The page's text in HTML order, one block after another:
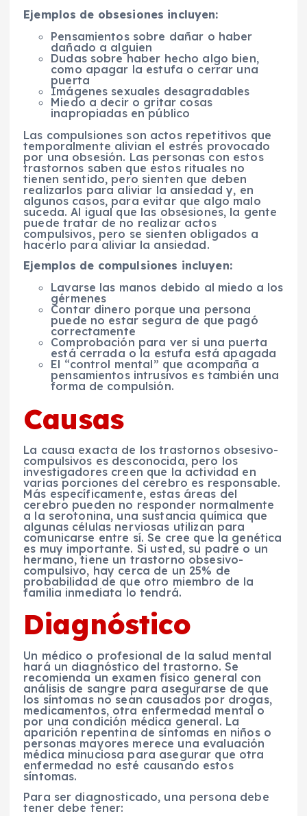
Ejemplos de obsesiones incluyen:
Pensamientos sobre dañar o haber
dañado a alguien
Dudas sobre haber hecho algo bien,
como apagar la estufa o cerrar una
puerta
Imágenes sexuales desagradables
Miedo a decir o gritar cosas
inapropiadas en público
Las compulsiones son actos repetitivos que
temporalmente alivian el estrés provocado
por una obsesión. Las personas con estos
trastornos saben que estos rituales no
tienen sentido, pero sienten que deben
realizarlos para aliviar la ansiedad y, en
algunos casos, para evitar que algo malo
suceda. Al igual que las obsesiones, la gente
puede tratar de no realizar actos
compulsivos, pero se sienten obligados a
hacerlo para aliviar la ansiedad.
Ejemplos de compulsiones incluyen:
Lavarse las manos debido al miedo a los
gérmenes
Contar dinero porque una persona
puede no estar segura de que pagó
correctamente
Comprobación para ver si una puerta
está cerrada o la estufa está apagada
El “control mental” que acompaña a
pensamientos intrusivos es también una
forma de compulsión.
Causas
La causa exacta de los trastornos obsesivo-
compulsivos es desconocida, pero los
investigadores creen que la actividad en
varias porciones del cerebro es responsable.
Más específicamente, estas áreas del
cerebro pueden no responder normalmente
a la serotonina, una sustancia química que
algunas células nerviosas utilizan para
comunicarse entre sí. Se cree que la genética
es muy importante. Si usted, su padre o un
hermano, tiene un trastorno obsesivo-
compulsivo, hay cerca de un 25% de
probabilidad de que otro miembro de la
familia inmediata lo tendrá.
Diagnóstico
Un médico o profesional de la salud mental
hará un diagnóstico del trastorno. Se
recomienda un examen físico general con
análisis de sangre para asegurarse de que
los síntomas no sean causados ​​por drogas,
medicamentos, otra enfermedad mental o
por una condición médica general. La
aparición repentina de síntomas en niños o
personas mayores merece una evaluación
médica minuciosa para asegurar que otra
enfermedad no esté causando estos
síntomas.
Para ser diagnosticado, una persona debe
tener debe tener: